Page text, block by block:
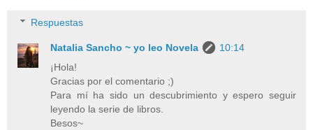
Respuestas
Natalia Sancho ~ yo leo Novela
10:14
¡Hola!
Gracias por el comentario ;)
Para mí ha sido un descubrimiento y espero seguir
leyendo la serie de libros.
Besos~